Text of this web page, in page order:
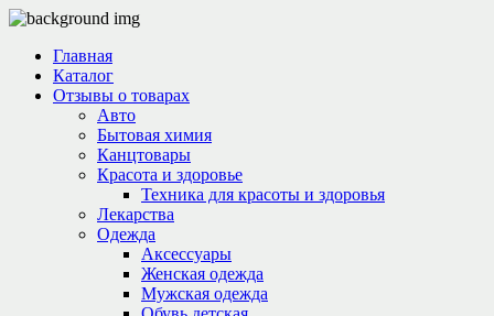
Главная
Каталог
Отзывы о товарах
Авто
Бытовая химия
Канцтовары
Красота и здоровье
Техника для красоты и здоровья
Лекарства
Одежда
Аксессуары
Женская одежда
Мужская одежда